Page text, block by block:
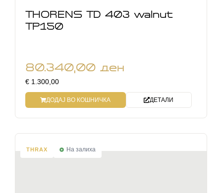
THORENS TD 403 walnut
TP150
80.340,00 ден
€ 1.300,00
ДОДАЈ ВО КОШНИЧКА ДЕТАЛИ
THRAX На залиха